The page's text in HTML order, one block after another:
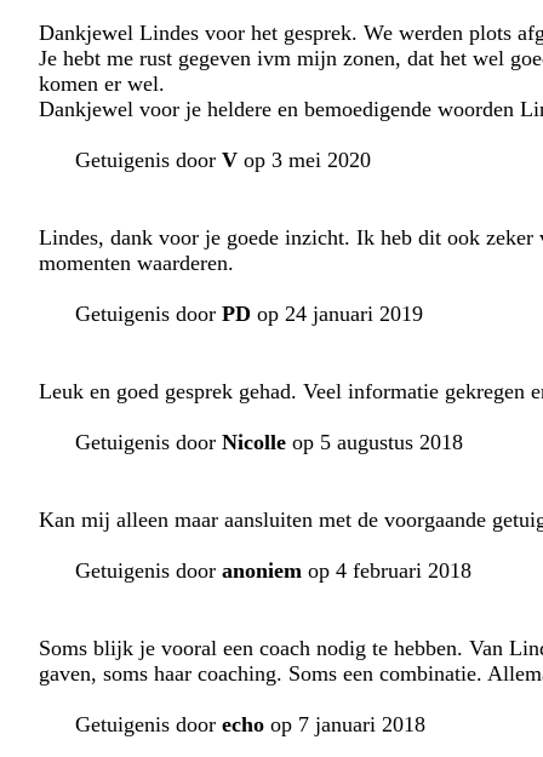
Dankjewel Lindes voor het gesprek. We werden plots
Je hebt me rust gegeven ivm mijn zonen, dat het wel
komen er wel.
Dankjewel voor je heldere en bemoedigende woorden
Getuigenis door V op 3 mei 2020
Lindes, dank voor je goede inzicht. Ik heb dit ook
momenten waarderen.
Getuigenis door PD op 24 januari 2019
Leuk en goed gesprek gehad. Veel informatie gekregen
Getuigenis door Nicolle op 5 augustus 2018
Kan mij alleen maar aansluiten met de voorgaande
Getuigenis door anoniem op 4 februari 2018
Soms blijk je vooral een coach nodig te hebben. Van
gaven, soms haar coaching. Soms een combinatie.
Getuigenis door echo op 7 januari 2018